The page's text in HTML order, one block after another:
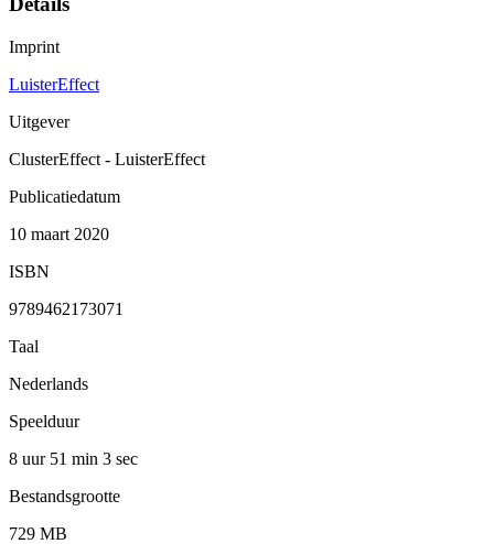
Imprint
LuisterEffect
Uitgever
ClusterEffect - LuisterEffect
Publicatiedatum
10 maart 2020
ISBN
9789462173071
Taal
Nederlands
Speelduur
8 uur 51 min 3 sec
Bestandsgrootte
729 MB